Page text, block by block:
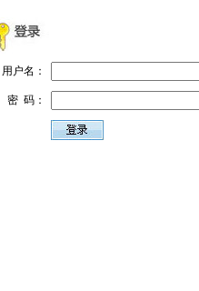
用户名：
密 码：